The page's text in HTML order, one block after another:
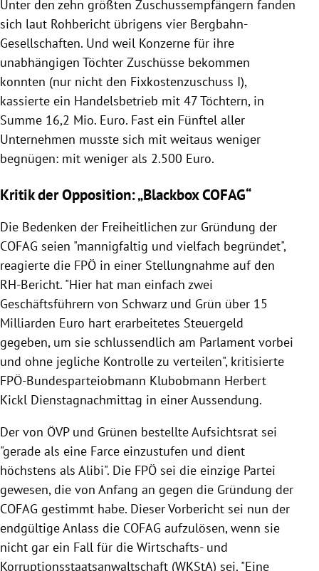
Unter den zehn größten Zuschussempfängern fanden
sich laut Rohbericht übrigens vier Bergbahn-
Gesellschaften. Und weil Konzerne für ihre
unabhängigen Töchter Zuschüsse bekommen
konnten (nur nicht den Fixkostenzuschuss I),
kassierte ein Handelsbetrieb mit 47 Töchtern, in
Summe 16,2 Mio. Euro. Fast ein Fünftel aller
Unternehmen musste sich mit weitaus weniger
begnügen: mit weniger als 2.500 Euro.
Kritik der Opposition: „Blackbox COFAG“
Die Bedenken der Freiheitlichen zur Gründung der
COFAG seien "mannigfaltig und vielfach begründet",
reagierte die FPÖ in einer Stellungnahme auf den
RH-Bericht. "Hier hat man einfach zwei
Geschäftsführern von Schwarz und Grün über 15
Milliarden Euro hart erarbeitetes Steuergeld
gegeben, um sie schlussendlich am Parlament vorbei
und ohne jegliche Kontrolle zu verteilen", kritisierte
FPÖ-Bundesparteiobmann Klubobmann Herbert
Kickl Dienstagnachmittag in einer Aussendung.
Der von ÖVP und Grünen bestellte Aufsichtsrat sei
"gerade als eine Farce einzustufen und dient
höchstens als Alibi". Die FPÖ sei die einzige Partei
gewesen, die von Anfang an gegen die Gründung der
COFAG gestimmt habe. Dieser Vorbericht sei nun der
endgültige Anlass die COFAG aufzulösen, wenn sie
nicht gar ein Fall für die Wirtschafts- und
Korruptionsstaatsanwaltschaft (WKStA) sei. "Eine